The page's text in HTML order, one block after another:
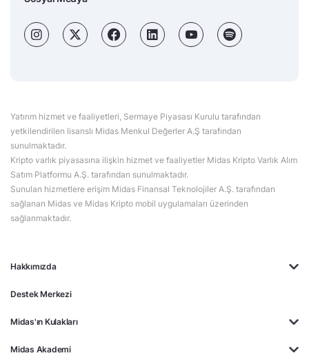
Hakkımızda
Destek Merkezi
Midas'ın Kulakları
Midas Akademi
Yatırım hizmet ve faaliyetleri, Sermaye Piyasası Kurulu tarafından
yetkilendirilen lisanslı Midas Menkul Değerler A.Ş tarafından
sunulmaktadır.
Kripto varlık piyasasına ilişkin hizmet ve faaliyetler Midas Kripto Varlık Alım
Satım Platformu A.Ş. tarafından sunulmaktadır.
Sunulan hizmetlere erişim Midas Finansal Teknolojiler A.Ş. tarafından
sağlanan Midas ve Midas Kripto mobil uygulamaları üzerinden
sağlanmaktadır.